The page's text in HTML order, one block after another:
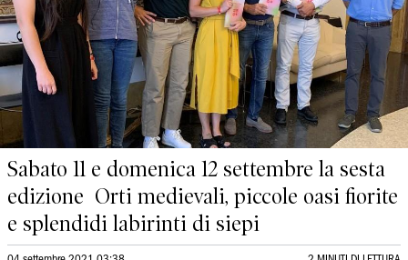
Sabato 11 e domenica 12 settembre la sesta
edizione Orti medievali, piccole oasi fiorite
e splendidi labirinti di siepi